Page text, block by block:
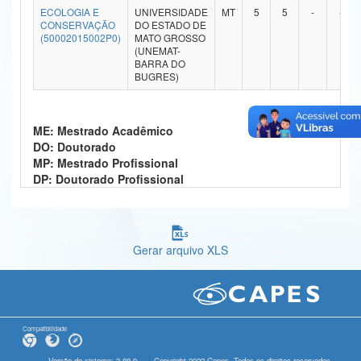
Ministério da Ciência, Tecnologia, Inovações e Comunicações
Controladoria-Geral da União
Ministério da Mulher, da Família e dos Direitos Humanos
Banco Central do Brasil
ECOLOGIA E
CONSERVAÇÃO
(50002015002P0)
UNIVERSIDADE
DO ESTADO DE
MATO GROSSO
(UNEMAT-
BARRA DO
BUGRES)
MT 5 5 - -
ME: Mestrado Acadêmico
DO: Doutorado
MP: Mestrado Profissional
DP: Doutorado Profissional
Gerar arquivo XLS
Compatibilidade